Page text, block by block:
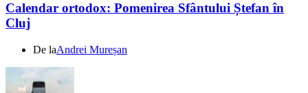
Calendar ortodox: Pomenirea Sfântului Ștefan în
Cluj
De laAndrei Mureșan